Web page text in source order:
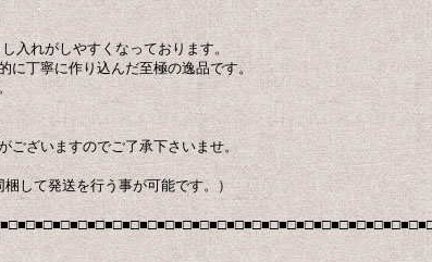
入れがしやすくなっております。
に丁寧に作り込んだ至極の逸品です。
ございますのでご了承下さいませ。
梱して発送を行う事が可能です。）